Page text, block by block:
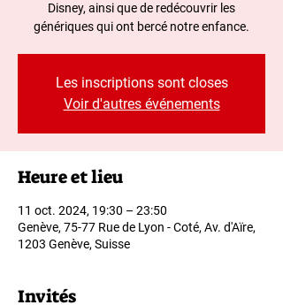
Disney, ainsi que de redécouvrir les
génériques qui ont bercé notre enfance.
Les inscriptions sont closes
Voir d'autres événements
Heure et lieu
11 oct. 2024, 19:30 – 23:50
Genève, 75-77 Rue de Lyon - Coté, Av. d'Aïre,
1203 Genève, Suisse
Invités